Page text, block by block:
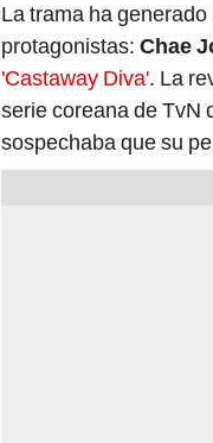
La trama ha
protagonistas: Chae
'Castaway Diva'. La
serie coreana de TvN
sospechaba que su